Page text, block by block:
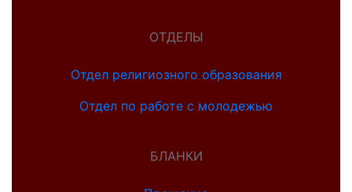
ОТДЕЛЫ
Отдел религиозного образования
Отдел по работе с молодежью
БЛАНКИ